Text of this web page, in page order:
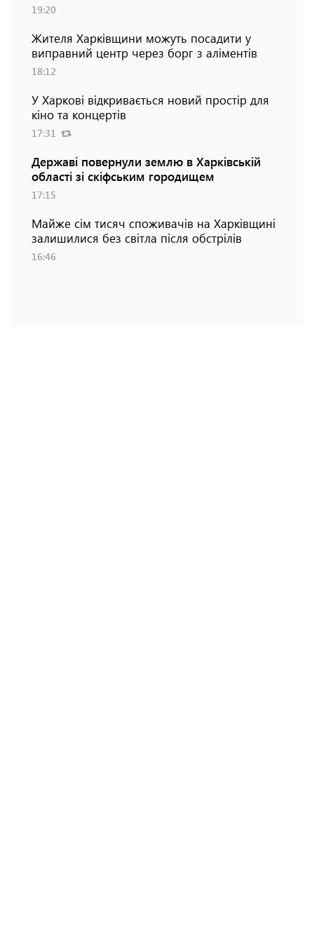
19:20
Жителя Харківщини можуть посадити у
виправний центр через борг з аліментів
18:12
У Харкові відкривається новий простір для
кіно та концертів
17:31
Державі повернули землю в Харківській
області зі скіфським городищем
17:15
Майже сім тисяч споживачів на Харківщині
залишилися без світла після обстрілів
16:46